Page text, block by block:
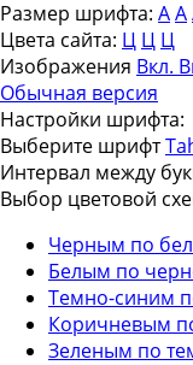
Размер шрифта: AA
Цвета сайта: Ц Ц Ц
Изображения Вкл.
Обычная версия
Настройки шрифта:
Выберите шрифт
Интервал между
Выбор цветовой
Черным по
Белым по
Темно-синим
Коричневым
Зеленым по